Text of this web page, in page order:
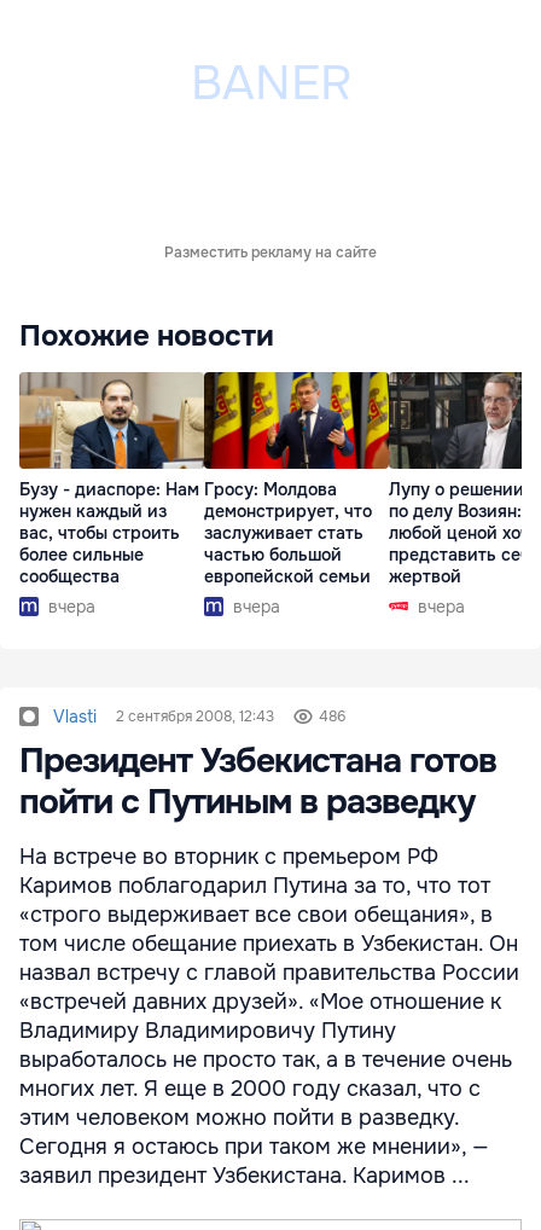
Разместить рекламу на сайте
Похожие новости
Бузу - диаспоре: Нам
нужен каждый из
вас, чтобы строить
более сильные
сообщества
вчера
Гросу: Молдова
демонстрирует, что
заслуживает стать
частью большой
европейской семьи
вчера
Лупу о решении
по делу Возиян:
любой ценой
представить себя
жертвой
вчера
Vlasti 2 сентября 2008, 12:43 486
Президент Узбекистана готов
пойти с Путиным в разведку
На встрече во вторник с премьером РФ
Каримов поблагодарил Путина за то, что тот
«строго выдерживает все свои обещания», в
том числе обещание приехать в Узбекистан. Он
назвал встречу с главой правительства России
«встречей давних друзей». «Мое отношение к
Владимиру Владимировичу Путину
выработалось не просто так, а в течение очень
многих лет. Я еще в 2000 году сказал, что с
этим человеком можно пойти в разведку.
Сегодня я остаюсь при таком же мнении», —
заявил президент Узбекистана. Каримов ...